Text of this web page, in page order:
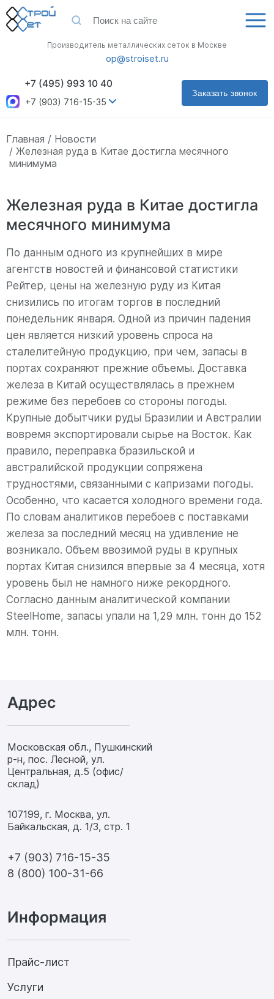
Заказать звонок
+7 (495) 993 10 40
+7 (903) 716-15-35
Производитель металлических сеток в Москве
op@stroiset.ru
Главная
Новости
Железная руда в Китае достигла месячного
минимума
Железная руда в Китае достигла
месячного минимума
По данным одного из крупнейших в мире
агентств новостей и финансовой статистики
Рейтер, цены на железную руду из Китая
снизились по итогам торгов в последний
понедельник января. Одной из причин падения
цен является низкий уровень спроса на
сталелитейную продукцию, при чем, запасы в
портах сохраняют прежние объемы. Доставка
железа в Китай осуществлялась в прежнем
режиме без перебоев со стороны погоды.
Крупные добытчики руды Бразилии и Австралии
вовремя экспортировали сырье на Восток. Как
правило, переправка бразильской и
австралийской продукции сопряжена
трудностями, связанными с капризами погоды.
Особенно, что касается холодного времени года.
По словам аналитиков перебоев с поставками
железа за последний месяц на удивление не
возникало. Объем ввозимой руды в крупных
портах Китая снизился впервые за 4 месяца, хотя
уровень был не намного ниже рекордного.
Согласно данным аналитической компании
SteelHome, запасы упали на 1,29 млн. тонн до 152
млн. тонн.
Адрес
Московская обл., Пушкинский
р-н, пос. Лесной, ул.
Центральная, д.5 (офис/
склад)
107199, г. Москва, ул.
Байкальская, д. 1/3, стр. 1
+7 (903) 716-15-35
8 (800) 100-31-66
Информация
Прайс-лист
Услуги